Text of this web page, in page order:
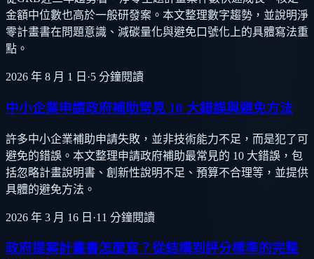
金額中位數也高於一般研發案。本文整理數字趨勢，並說明淨
零計畫書在問題意識、減碳量化與避免口號化上的具體寫法重
點。
2026 年 8 月 1 日 ·5 分鐘閱讀
中小企業申請政府補助常見 10 大錯誤與避免方法
許多中小企業補助申請失敗，並非技術能力不足，而是犯了可
避免的錯誤。本文整理申請政府補助最常見的 10 大錯誤，包
括忽略計畫說明書、創新性說明不足、預算不合理等，並提供
具體的避免方法。
2026 年 3 月 16 日 ·11 分鐘閱讀
政府提案計畫書怎麼寫？從結構到評分標準的完整